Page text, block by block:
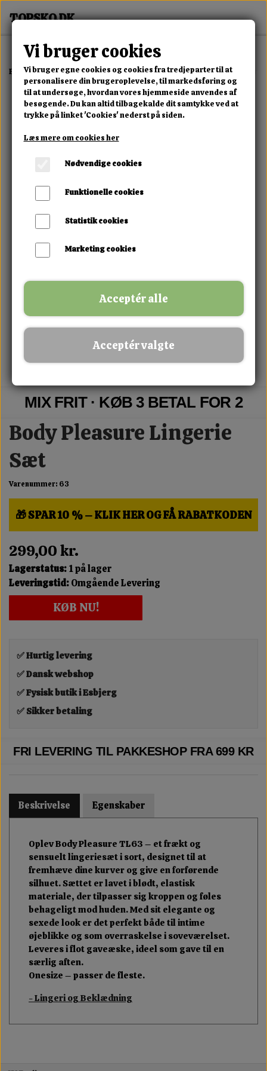
Forside Erotisk Kollektion Alle Produkter Body Pleasure Lingerie
MIX FRIT · KØB 3 BETAL FOR 2
Body Pleasure Lingerie
Sæt
Varenummer: 63
🎁 SPAR 10 % – KLIK HER OG FÅ RABATKODEN
299,00 kr.
Lagerstatus:1 på lager
Leveringstid:Omgående Levering
KØB NU!
✅ Hurtig levering
✅ Dansk webshop
✅ Fysisk butik i Esbjerg
✅ Sikker betaling
FRI LEVERING TIL PAKKESHOP FRA 699 KR
Beskrivelse Egenskaber
Oplev Body Pleasure TL63 – et frækt og
sensuelt lingeriesæt i sort, designet til at
fremhæve dine kurver og give en forførende
silhuet. Sættet er lavet i blødt, elastisk
materiale, der tilpasser sig kroppen og føles
behageligt mod huden. Med sit elegante og
sexede look er det perfekt både til intime
øjeblikke og som overraskelse i soveværelset.
Leveres i flot gaveæske, ideel som gave til en
særlig aften.
Onesize – passer de fleste.
- Lingeri og Beklædning
Vi bruger cookies
Vi bruger egne cookies og cookies fra tredjeparter til at
personalisere din brugeroplevelse, til markedsføring og
til at undersøge, hvordan vores hjemmeside anvendes af
besøgende. Du kan altid tilbagekalde dit samtykke ved at
trykke på linket 'Cookies' nederst på siden.
Læs mere om cookies her
Nødvendige cookies
Funktionelle cookies
Statistik cookies
Marketing cookies
Acceptér alle
Acceptér valgte